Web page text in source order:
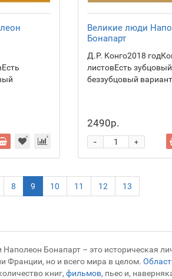
Великие люди
Бонапарт
Д.Р. Конго2018
листовЕсть
беззубцовый
2490р.
+
-
8 9 10 11 12 13
Бонапарт – это историческая
Франции, но и всего мира в целом.
книг, фильмов, пьес и,